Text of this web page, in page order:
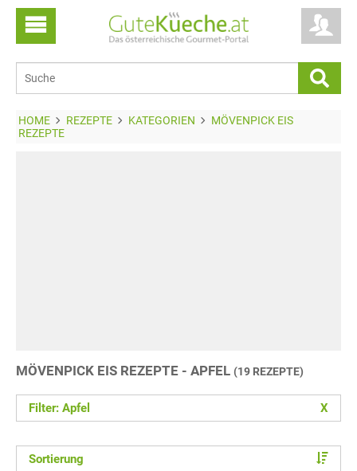
HOME REZEPTE KATEGORIEN
MÖVENPICK EIS
REZEPTE
MÖVENPICK EIS REZEPTE - APFEL (19 REZEPTE)
Filter: Apfel X
Sortierung